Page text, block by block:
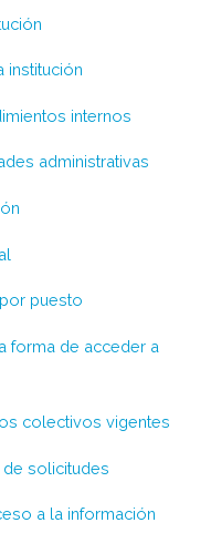
institución
internos
administrativas
puesto
forma de acceder a
colectivos vigentes
de solicitudes
a la información